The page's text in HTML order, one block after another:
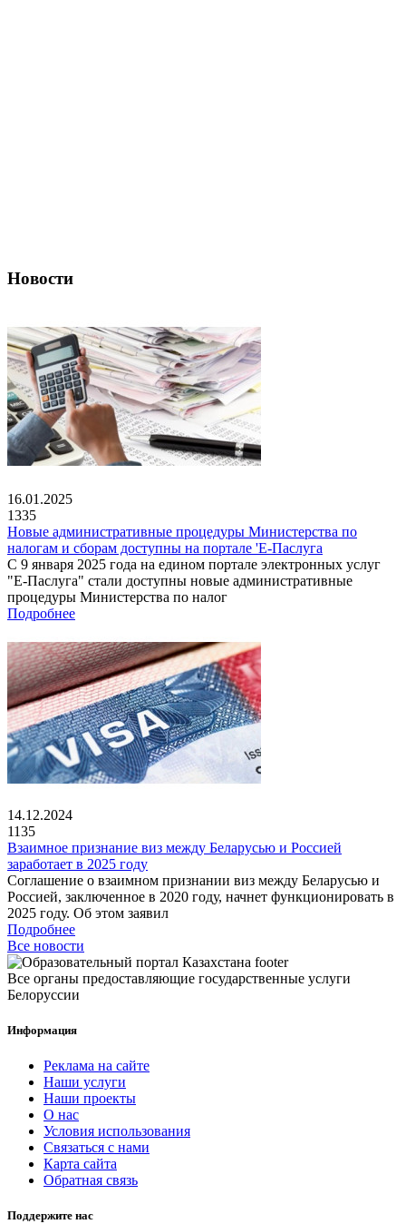
Новости
16.01.2025
1335
Новые административные процедуры Министерства по
налогам и сборам доступны на портале 'Е-Паслуга
С 9 января 2025 года на едином портале электронных услуг
"Е-Паслуга" стали доступны новые административные
процедуры Министерства по налог
Подробнее
14.12.2024
1135
Взаимное признание виз между Беларусью и Россией
заработает в 2025 году
Соглашение о взаимном признании виз между Беларусью и
Россией, заключенное в 2020 году, начнет функционировать в
2025 году. Об этом заявил
Подробнее
Все новости
Все органы предоставляющие государственные услуги
Белоруссии
Информация
Реклама на сайте
Наши услуги
Наши проекты
О нас
Условия использования
Связаться с нами
Карта сайта
Обратная связь
Поддержите нас